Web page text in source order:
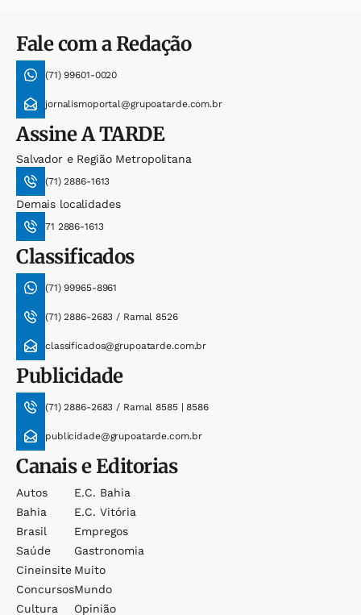
Fale com a Redação
(71) 99601-0020
jornalismoportal@grupoatarde.com.br
AssineA TARDE
Salvador e Região Metropolitana
(71) 2886-1613
Demais localidades
71 2886-1613
Classificados
(71) 99965-8961
(71) 2886-2683 / Ramal 8526
classificados@grupoatarde.com.br
Publicidade
(71) 2886-2683 / Ramal 8585 | 8586
publicidade@grupoatarde.com.br
Canais e Editorias
Autos
Bahia
Brasil
Saúde
Cineinsite
Concursos
Cultura
E.c. Bahia
E.c. Vitória
Empregos
Gastronomia
Muito
Mundo
Opinião